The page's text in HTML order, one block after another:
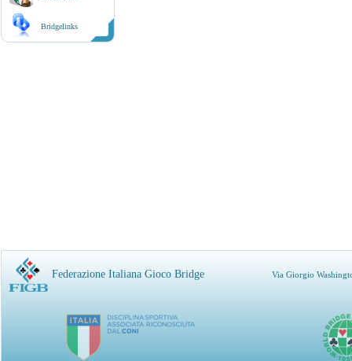
Bridgelinks
Federazione Italiana Gioco Bridge Via Giorgio